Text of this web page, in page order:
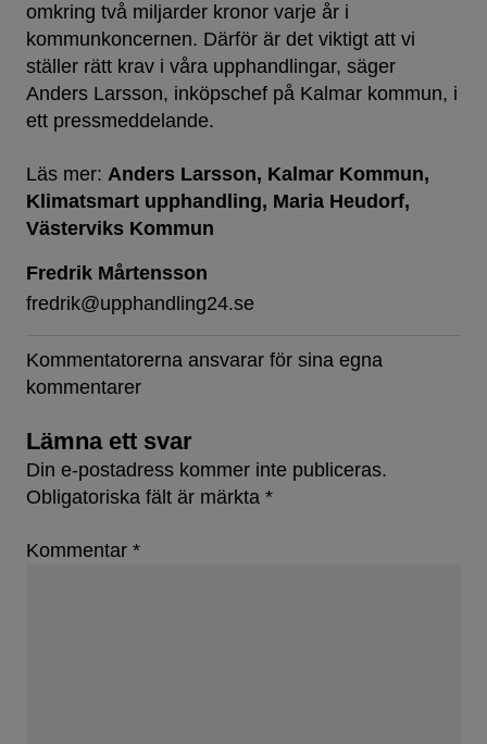
omkring två miljarder kronor varje år i
kommunkoncernen. Därför är det viktigt att vi
ställer rätt krav i våra upphandlingar, säger
Anders Larsson, inköpschef på Kalmar kommun, i
ett pressmeddelande.
Läs mer: Anders Larsson Kalmar Kommun
Klimatsmart upphandling Maria Heudorf
Västerviks Kommun
Fredrik Mårtensson
fredrik@upphandling24.se
Kommentatorerna ansvarar för sina egna
kommentarer
Lämna ett svar
Din e-postadress kommer inte publiceras.
Obligatoriska fält är märkta *
Kommentar *